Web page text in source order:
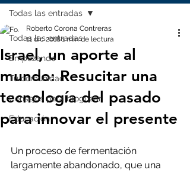
Todas las entradas
Empezando
Tu comunidad
Consejos para bloguear
Educación
Todas las entradas
Israel, un aporte al
mundo: Resucitar una
tecnología del pasado
para innovar el presente
Roberto Corona Contreras
11 dic 20181 min de lectura
Un proceso de fermentación
largamente abandonado, que una